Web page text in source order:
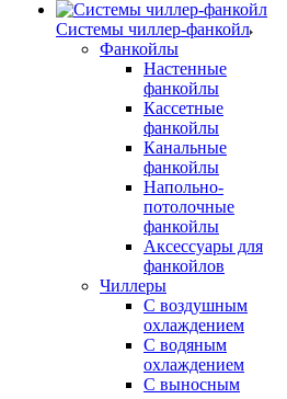
Системы чиллер-фанкойл
Фанкойлы
Настенные
фанкойлы
Кассетные
фанкойлы
Канальные
фанкойлы
Напольно-
потолочные
фанкойлы
Аксессуары для
фанкойлов
Чиллеры
С воздушным
охлаждением
С водяным
охлаждением
С выносным